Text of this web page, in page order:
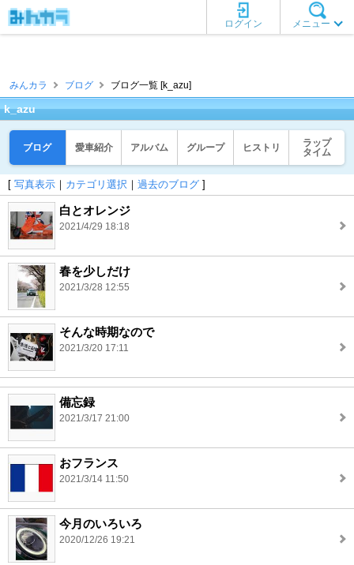
メニュー
ログイン
みんカラ ブログ ブログ一覧 [k_azu]
k_azu
ブログ 愛車紹介 アルバム グループ ヒストリ
ラップ
タイム
[ 写真表示 ｜ カテゴリ選択 ｜ 過去のブログ ]
白とオレンジ
2021/4/29 18:18
春を少しだけ
2021/3/28 12:55
そんな時期なので
2021/3/20 17:11
備忘録
2021/3/17 21:00
おフランス
2021/3/14 11:50
今月のいろいろ
2020/12/26 19:21